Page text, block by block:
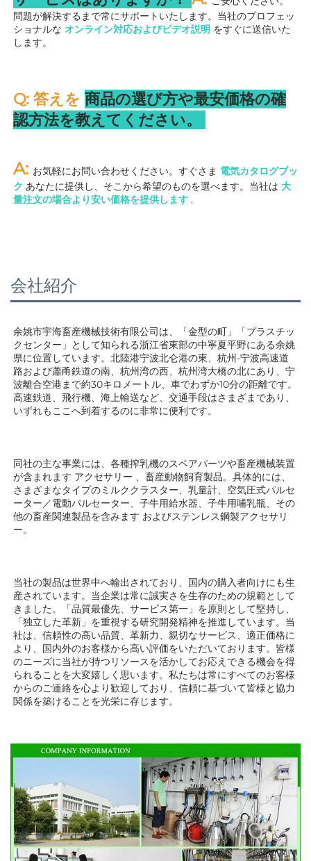
問題が解決するまで常にサポートいたします。当社のプロフェッ
ショナルな オンライン対応およびビデオ説明 をすぐに送信いた
します。
Q: 答えを 商品の選び方や最安価格の確
認方法を教えてください。
A: お気軽にお問い合わせください。すぐさま 電気カタログブッ
ク あなたに提供し、そこから希望のものを選べます。当社は 大
量注文の場合より安い価格を提供します .
会社紹介
余姚市宇海畜産機械技術有限公司は、「金型の町」「プラスチッ
クセンター」として知られる浙江省東部の中寧夏平野にある余姚
県に位置しています。北陸港宁波北仑港の東、杭州-宁波高速道
路および蕭甬鉄道の南、杭州湾の西、杭州湾大橋の北にあり、宁
波離合空港まで約30キロメートル、車でわずか10分の距離です。
高速鉄道、飛行機、海上輸送など、交通手段はさまざまであり、
いずれもここへ到着するのに非常に便利です。
同社の主な事業には、各種搾乳機のスペアパーツや畜産機械装置
が含まれます アクセサリー 、畜産動物飼育製品。具体的には、
さまざまなタイプのミルククラスター、乳量計、空気圧式パルセ
ーター／電動パルセーター、子牛用給水器、子牛用哺乳瓶、その
他の畜産関連製品を含みます およびステンレス鋼製アクセサリ
ー。
当社の製品は世界中へ輸出されており、国内の購入者向けにも生
産されています。当企業は常に誠実さを生存のための規範として
きました。「品質最優先、サービス第一」を原則として堅持し、
「独立した革新」を重視する研究開発精神を推進しています。当
社は、信頼性の高い品質、革新力、親切なサービス、適正価格に
より、国内外のお客様から高い評価をいただいております。皆様
のニーズに当社が持つリソースを活かしてお応えできる機会を得
られることを大変嬉しく思います。私たちは常にすべてのお客様
からのご連絡を心より歓迎しており、信頼に基づいて皆様と協力
関係を築けることを光栄に存じます。